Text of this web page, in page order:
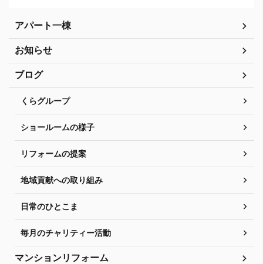
アパート一棟
お知らせ
ブログ
くらグループ
ショールームの様子
リフォームの提案
地域貢献への取り組み
日常のひとこま
毎月のチャリティー活動
マンションリフォーム